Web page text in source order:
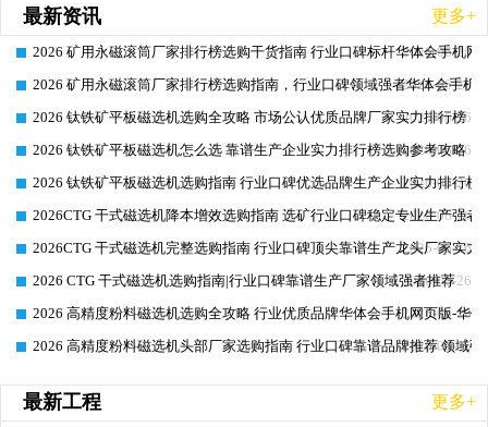
最新资讯 更多+
2026-06-26
2026 矿用永磁滚筒厂家排行榜选购干货指南 行业口碑标杆华体会手机网
2026-06-26
2026 矿用永磁滚筒厂家排行榜选购指南，行业口碑领域强者华体会手机
2026-06-26
2026 钛铁矿平板磁选机选购全攻略 市场公认优质品牌厂家实力排行榜
2026-06-26
2026 钛铁矿平板磁选机怎么选 靠谱生产企业实力排行榜选购参考攻略
2026-06-26
2026 钛铁矿平板磁选机选购指南 行业口碑优选品牌生产企业实力排行榜
2026-06-26
2026CTG 干式磁选机降本增效选购指南 选矿行业口碑稳定专业生产强者
2026-06-26
2026CTG 干式磁选机完整选购指南 行业口碑顶尖靠谱生产龙头厂家实力
2026-06-26
2026 CTG 干式磁选机选购指南|行业口碑靠谱生产厂家领域强者推荐
2026-06-26
2026 高精度粉料磁选机选购全攻略 行业优质品牌华体会手机网页版-华
2026-06-26
2026 高精度粉料磁选机头部厂家选购指南 行业口碑靠谱品牌推荐 领域
最新工程 更多+